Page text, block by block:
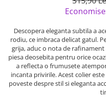
Descopera eleganta subtila a
rodiu, ce imbraca delicat gatul.
grija, aduc o nota de
piesa deosebita pentru orice
a reflecta o frumusete
incanta privirile. Acest colier
poveste despre stil si eleganta